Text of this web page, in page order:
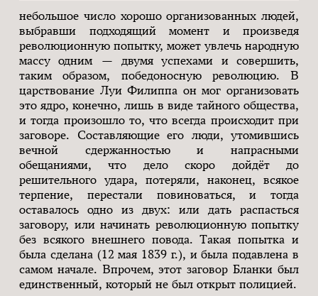
небольшое число хорошо организованных людей,
выбравши подходящий момент и произведя
революционную попытку, может увлечь народную
массу одним — двумя успехами и совершить,
таким образом, победоносную революцию. В
царствование Луи Филиппа он мог организовать
это ядро, конечно, лишь в виде тайного общества,
и тогда произошло то, что всегда происходит при
заговоре. Составляющие его люди, утомившись
вечной сдержанностью и напрасными
обещаниями, что дело скоро дойдёт до
решительного удара, потеряли, наконец, всякое
терпение, перестали повиноваться, и тогда
оставалось одно из двух: или дать распасться
заговору, или начинать революционную попытку
без всякого внешнего повода. Такая попытка и
была сделана (12 мая 1839 г.), и была подавлена в
самом начале. Впрочем, этот заговор Бланки был
единственный, который не был открыт полицией.